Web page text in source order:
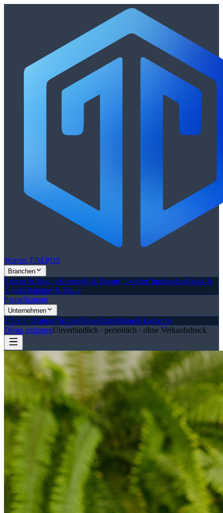
Warum TIM.POS
Branchen
Friseur & BeautyKosmetik & BeautyJuwelierHundesalonKiosk &
TabakBoutique & Textil
PreiseSupport
Unternehmen
Über unsPartnerHistorieNewsEmpfehlen & kassieren
Demo anfragenUnverbindlich · persönlich · ohne Verkaufsdruck